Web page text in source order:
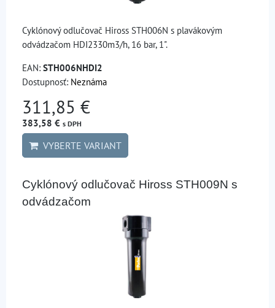
Cyklónový odlučovač Hiross STH006N s plavákovým
odvádzačom HDI2330m3/h, 16 bar, 1".
EAN: STH006NHDI2
Dostupnosť: Neznáma
311,85 €
383,58 € s DPH
VYBERTE VARIANT
Cyklónový odlučovač Hiross STH009N s
odvádzačom